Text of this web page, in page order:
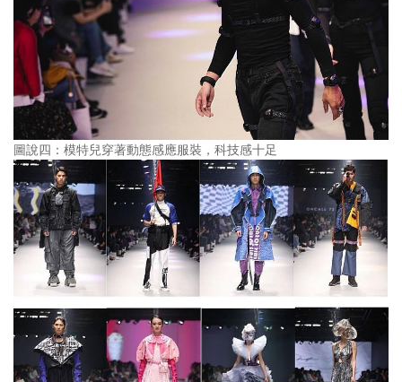
圖說四：模特兒穿著動態感應服裝，科技感十足